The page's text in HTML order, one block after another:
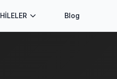
HİLELER Blog